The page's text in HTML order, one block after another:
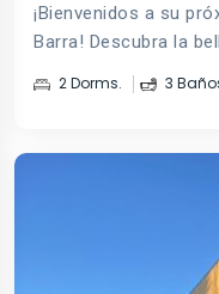
¡Bienvenidos a su
Barra! Descubra la
2 Dorms. 3